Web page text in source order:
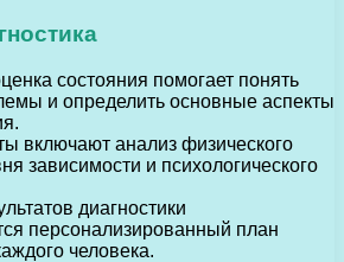
состояния помогает понять
и определить основные аспекты
включают анализ физического
зависимости и психологического
диагностики
персонализированный план
человека.